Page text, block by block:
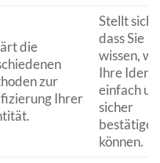
die
zur
Ihrer
Stellt
dass Sie
wissen,
Ihre
einfach
sicher
bestätigen
können.